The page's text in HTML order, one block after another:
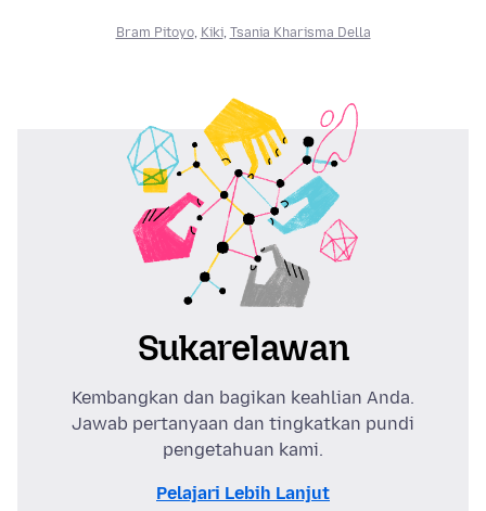
Bram Pitoyo, Kiki, Tsania Kharisma Della
Sukarelawan
Kembangkan dan bagikan keahlian Anda.
Jawab pertanyaan dan tingkatkan pundi
pengetahuan kami.
Pelajari Lebih Lanjut